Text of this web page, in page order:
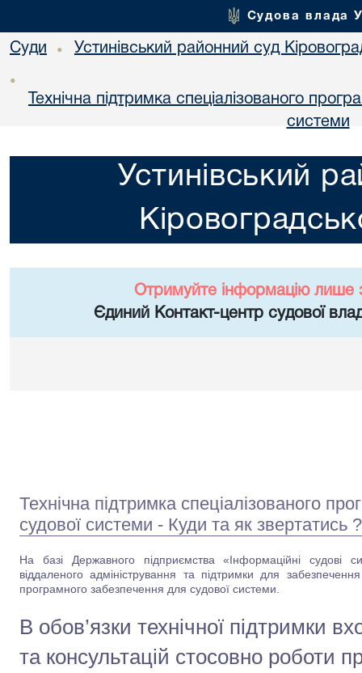
Судова влада
Суди • Устинівський районний суд
•
Технічна підтримка спеціалізованого
системи
Устинівський
Отримуйте інформацію лише
Єдиний Контакт-центр судової
Технічна підтримка спеціалізованого
судової системи - Куди та як звертатись ?
На базі Державного підприємства «Інформаційні судові
віддаленого адміністрування та підтримки для забезпечення
програмного забезпечення для судової системи.
В обов’язки технічної підтримки
та консультацій стосовно роботи